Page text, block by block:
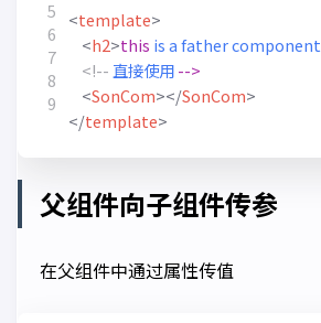
7
<template>
<h2>this is a fathercomponent
<!-- 直接使用-->
<SonCom></SonCom>
</template>
父组件向子组件传参
在父组件中通过属性传值